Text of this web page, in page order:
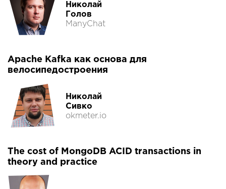
Николай
Голов
ManyChat
Apache Kafka как основа для
велосипедостроения
Николай
Сивко
okmeter.io
The cost of MongoDB ACID transactions in
theory and practice